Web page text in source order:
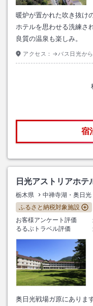
暖炉が置かれた吹き抜け
ホテルを思わせる洗練さ
良質の温泉も楽しみ。
アクセス： →バス日光か
宿
日光アストリアホテ
栃木県 中禅寺湖・奥日光
ふるさと納税対象施設
お客様アンケート評価
るるぶトラベル評価
奥日光戦場ガ原にありま